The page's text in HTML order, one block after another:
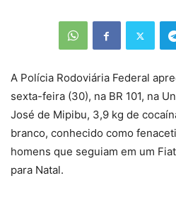
A Polícia Rodoviária Federal
sexta-feira (30), na BR 101, na
José de Mipibu, 3,9 kg de
branco, conhecido como
homens que seguiam em um
para Natal.